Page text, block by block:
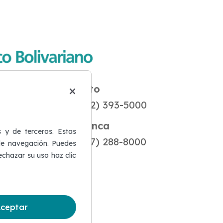
×
y de terceros. Estas
navegación. Puedes
su uso haz clic
Quito
(02) 393-5000
Cuenca
(07) 288-8000